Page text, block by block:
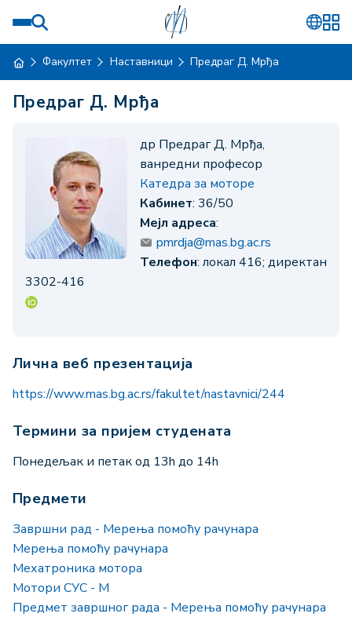
Факултет Наставници Предраг Д. Мрђа
Предраг Д. Мрђа
др Предраг Д. Мрђа,
ванредни професор
Катедра за моторе
Кабинет: 36/50
Мејл адреса:
pmrdja@mas.bg.ac.rs
Телефон: локал 416; директан
3302-416
Лична веб презентација
https://www.mas.bg.ac.rs/fakultet/nastavnici/244
Термини за пријем студената
Понедељак и петак од 13h до 14h
Предмети
Завршни рад - Мерења помоћу рачунара
Мерења помоћу рачунара
Мехатроника мотора
Мотори СУС - М
Предмет завршног рада - Мерења помоћу рачунара